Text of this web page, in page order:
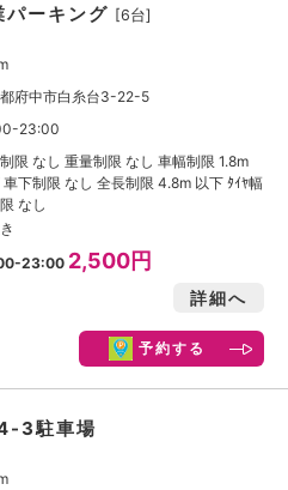
パーキング [6台]
府中市白糸台3-22-5
23:00
限 なし 重量制限 なし 車幅制限 1.8m
車下制限 なし 全長制限 4.8m 以下 ﾀｲﾔ幅
なし
23:00 2,500円
詳細へ
予約する
3駐車場